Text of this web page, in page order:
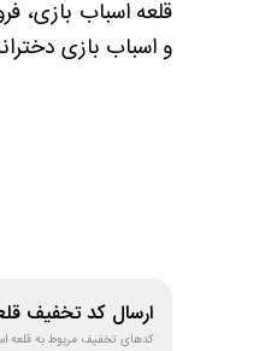
قلعه اسباب بازی،
و اسباب بازی
ارسال کد تخفیف
کدهای تخفیف مربوط بهقلعه